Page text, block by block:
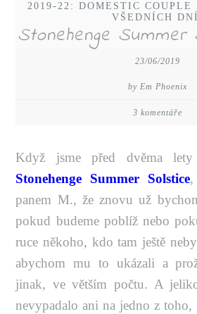
2019-22: DOMESTIC COUPLE
VŠEDNÍCH DNÍ
Stonehenge Summer
23/06/2019
by Em Phoenix
3 komentáře
Když jsme před dvěma
Stonehenge Summer Solstice,
panem M., že znovu už
pokud budeme poblíž nebo
ruce někoho, kdo tam ještě
abychom mu to ukázali a
jinak, ve větším počtu. A
nevypadalo ani na jedno z toho,